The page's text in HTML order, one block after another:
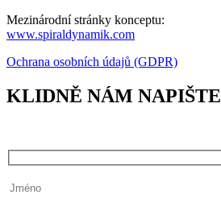
Mezinárodní stránky konceptu:
www.spiraldynamik.com
Ochrana osobních údajů (GDPR)
KLIDNĚ NÁM NAPIŠTE